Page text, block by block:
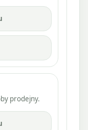
prodejny.